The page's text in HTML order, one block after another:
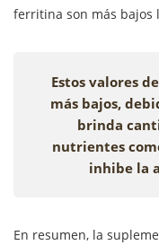
ferritina son más bajos
Estos valores
más bajos,
brinda
nutrientes
inhibe la
En resumen, la